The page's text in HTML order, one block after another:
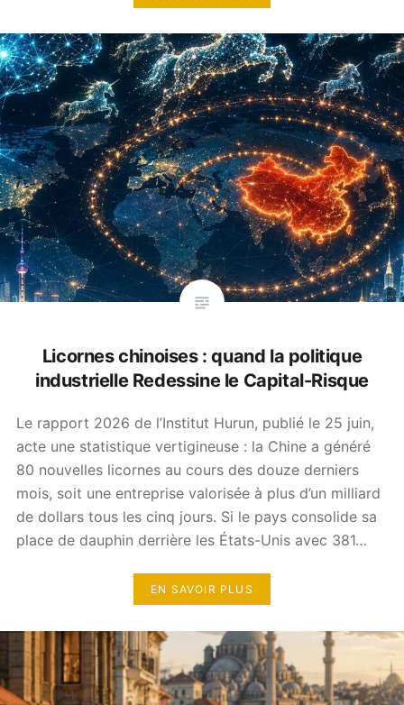
Licornes chinoises : quand la politique
industrielle Redessine le Capital-Risque
Le rapport 2026 de l’Institut Hurun, publié le 25 juin,
acte une statistique vertigineuse : la Chine a généré
80 nouvelles licornes au cours des douze derniers
mois, soit une entreprise valorisée à plus d’un milliard
de dollars tous les cinq jours. Si le pays consolide sa
place de dauphin derrière les États-Unis avec 381…
EN SAVOIR PLUS